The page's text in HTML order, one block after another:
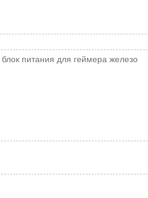
блок питания для геймера железо